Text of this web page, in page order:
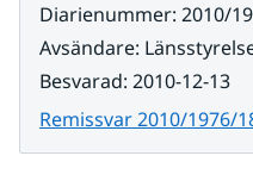
Diarienummer: 2010/
Avsändare:
Besvarad: 2010-12-13
Remissvar 2010/1976/